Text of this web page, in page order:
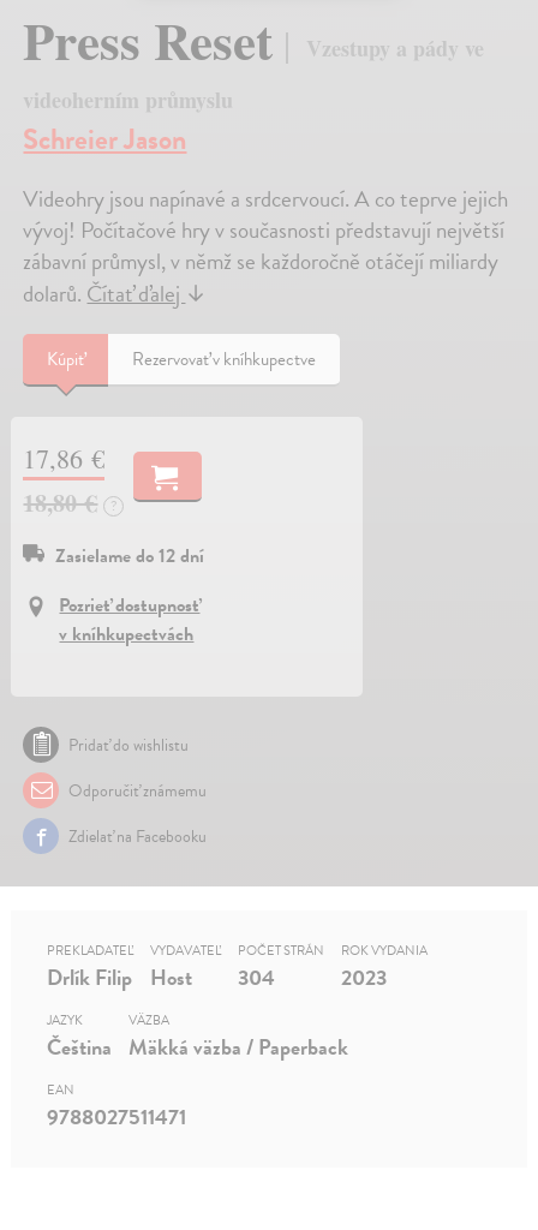
Press Reset
Vzestupy a pády ve
videoherním průmyslu
Schreier Jason
Videohry jsou napínavé a srdcervoucí. A co teprve jejich
vývoj! Počítačové hry v současnosti představují největší
zábavní průmysl, v němž se každoročně otáčejí miliardy
dolarů.Čítať ďalej↓
Kúpiť Rezervovať v kníhkupectve
17,86 €
18,80 €
?
Zasielame do 12 dní
Pozrieť dostupnosť
v kníhkupectvách
Pridať do wishlistu
Odporučiť známemu
Zdielať na Facebooku
PREKLADATEĽ
Drlík Filip
VYDAVATEĽ
Host
POČET STRÁN
304
ROK VYDANIA
2023
JAZYK
Čeština
VÄZBA
Mäkká väzba / Paperback
EAN
9788027511471